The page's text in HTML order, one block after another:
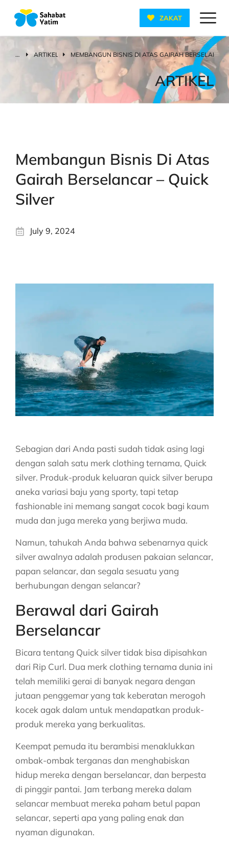
ZAKAT
You are here:
ARTIKEL MEMBANGUN BISNIS DI ATAS GAIRAH
ARTIKEL
Membangun Bisnis Di Atas
Gairah Berselancar – Quick
Silver
July 9, 2024
Sebagian dari Anda pasti sudah tidak asing lagi
dengan salah satu merk clothing ternama, Quick
silver. Produk-produk keluaran quick silver berupa
aneka variasi baju yang sporty, tapi tetap
fashionable ini memang sangat cocok bagi kaum
muda dan juga mereka yang berjiwa muda.
Namun, tahukah Anda bahwa sebenarnya quick
silver awalnya adalah produsen pakaian selancar,
papan selancar, dan segala sesuatu yang
berhubungan dengan selancar?
Berawal dari Gairah
Berselancar
Bicara tentang Quick silver tidak bisa dipisahkan
dari Rip Curl. Dua merk clothing ternama dunia ini
telah memiliki gerai di banyak negara dengan
jutaan penggemar yang tak keberatan merogoh
kocek agak dalam untuk mendapatkan produk-
produk mereka yang berkualitas.
Keempat pemuda itu berambisi menaklukkan
ombak-ombak terganas dan menghabiskan
hidup mereka dengan berselancar, dan berpesta
di pinggir pantai. Jam terbang mereka dalam
selancar membuat mereka paham betul papan
selancar, seperti apa yang paling enak dan
nyaman digunakan.